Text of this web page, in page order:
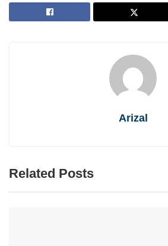
Arizal
Related Posts